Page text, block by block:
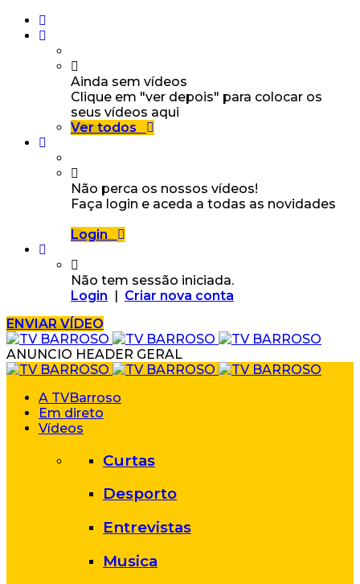
Ainda sem vídeos
Clique em "ver depois" para colocar os
seus vídeos aqui
Ver todos
Não perca os nossos vídeos!
Faça login e aceda a todas as novidades
Login
Não tem sessão iniciada.
Login | Criar nova conta
ENVIAR VÍDEO
ANUNCIO HEADER GERAL
A TVBarroso
Em direto
Vídeos
Curtas
Desporto
Entrevistas
Musica